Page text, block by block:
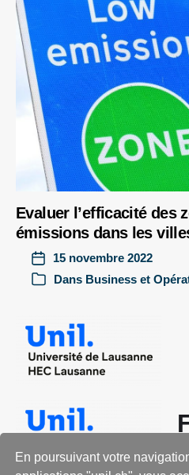
En poursuivant votre
Evaluer l’efficacité des
émissions dans les
15 novembre 2022
Dans Business et